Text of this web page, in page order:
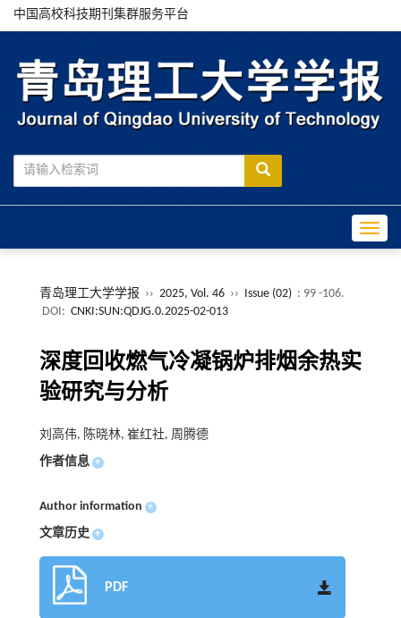
中国高校科技期刊集群服务平台
青岛理工大学学报 ›› 2025, Vol. 46 ›› Issue (02) : 99 -106.
DOI: CNKI:SUN:QDJG.0.2025-02-013
深度回收燃气冷凝锅炉排烟余热实
验研究与分析
刘高伟, 陈晓林, 崔红社, 周腾德
作者信息 +
Author information +
文章历史 +
PDF